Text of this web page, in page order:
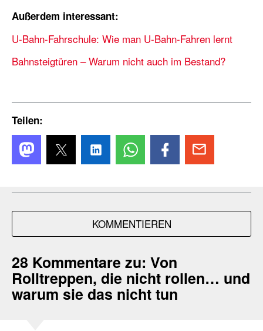
Außerdem interessant:
U-Bahn-Fahrschule: Wie man U-Bahn-Fahren lernt
Bahnsteigtüren – Warum nicht auch im Bestand?
Teilen:
KOMMENTIEREN
28 Kommentare zu: Von
Rolltreppen, die nicht rollen… und
warum sie das nicht tun